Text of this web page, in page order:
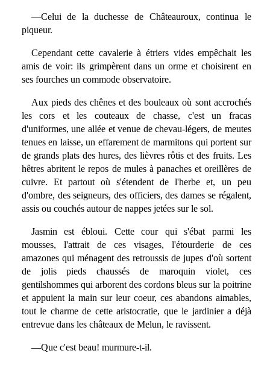
—Celui de la duchesse de Châteauroux, continua le
piqueur.
Cependant cette cavalerie à étriers vides empêchait les
amis de voir: ils grimpèrent dans un orme et choisirent en
ses fourches un commode observatoire.
Aux pieds des chênes et des bouleaux où sont accrochés
les cors et les couteaux de chasse, c'est un fracas
d'uniformes, une allée et venue de chevau-légers, de meutes
tenues en laisse, un effarement de marmitons qui portent sur
de grands plats des hures, des lièvres rôtis et des fruits. Les
hêtres abritent le repos de mules à panaches et oreillères de
cuivre. Et partout où s'étendent de l'herbe et, un peu
d'ombre, des seigneurs, des officiers, des dames se régalent,
assis ou couchés autour de nappes jetées sur le sol.
Jasmin est ébloui. Cette cour qui s'ébat parmi les
mousses, l'attrait de ces visages, l'étourderie de ces
amazones qui ménagent des retroussis de jupes d'où sortent
de jolis pieds chaussés de maroquin violet, ces
gentilshommes qui arborent des cordons bleus sur la poitrine
et appuient la main sur leur coeur, ces abandons aimables,
tout le charme de cette aristocratie, que le jardinier a déjà
entrevue dans les châteaux de Melun, le ravissent.
—Que c'est beau! murmure-t-il.